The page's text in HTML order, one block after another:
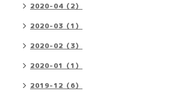
2020-04（2）
2020-03（1）
2020-02（3）
2020-01（1）
2019-12（6）